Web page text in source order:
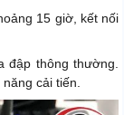
15 giờ, kết nối
thông thường.
cải tiến.